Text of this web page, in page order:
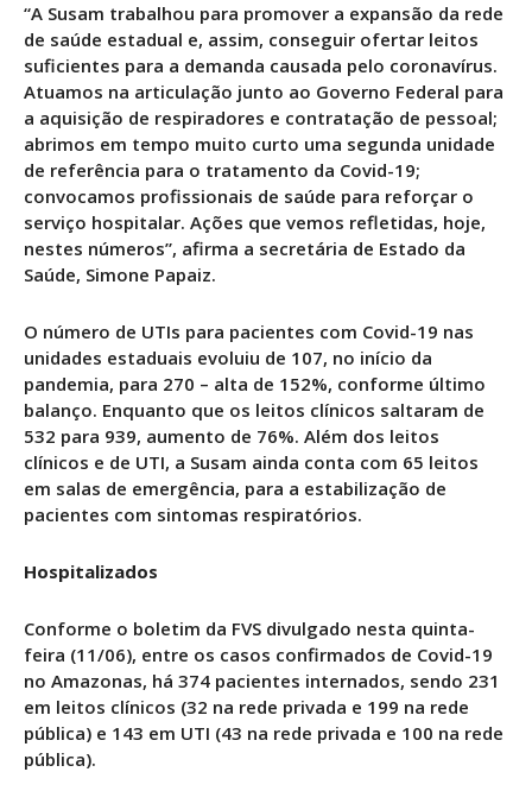
“A Susam trabalhou para promover a expansão da rede
de saúde estadual e, assim, conseguir ofertar leitos
suficientes para a demanda causada pelo coronavírus.
Atuamos na articulação junto ao Governo Federal para
a aquisição de respiradores e contratação de pessoal;
abrimos em tempo muito curto uma segunda unidade
de referência para o tratamento da Covid-19;
convocamos profissionais de saúde para reforçar o
serviço hospitalar. Ações que vemos refletidas, hoje,
nestes números”, afirma a secretária de Estado da
Saúde, Simone Papaiz.
O número de UTIs para pacientes com Covid-19 nas
unidades estaduais evoluiu de 107, no início da
pandemia, para 270 – alta de 152%, conforme último
balanço. Enquanto que os leitos clínicos saltaram de
532 para 939, aumento de 76%. Além dos leitos
clínicos e de UTI, a Susam ainda conta com 65 leitos
em salas de emergência, para a estabilização de
pacientes com sintomas respiratórios.
Hospitalizados
Conforme o boletim da FVS divulgado nesta quinta-
feira (11/06), entre os casos confirmados de Covid-19
no Amazonas, há 374 pacientes internados, sendo 231
em leitos clínicos (32 na rede privada e 199 na rede
pública) e 143 em UTI (43 na rede privada e 100 na rede
pública).